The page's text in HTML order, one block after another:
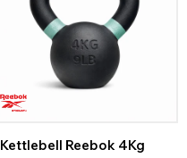
Kettlebell Reebok 4Kg